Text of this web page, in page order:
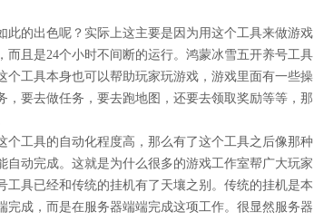
此的出色呢？实际上这主要是因为用这个工具来做游戏
而且是24个小时不间断的运行。 鸿蒙冰雪五开养号工具
工具本身也可以帮助玩家玩游戏，游戏里面有一些操
要去做任务，要去跑地图，还要去领取奖励等等，那
个工具的自动化程度高，那么有了这个工具之后像那种
动完成。这就是为什么很多的游戏工作室帮广大玩家
工具已经和传统的挂机有了天壤之别。传统的挂机是本
成，而是在服务器端端完成这项工作。很显然服务器